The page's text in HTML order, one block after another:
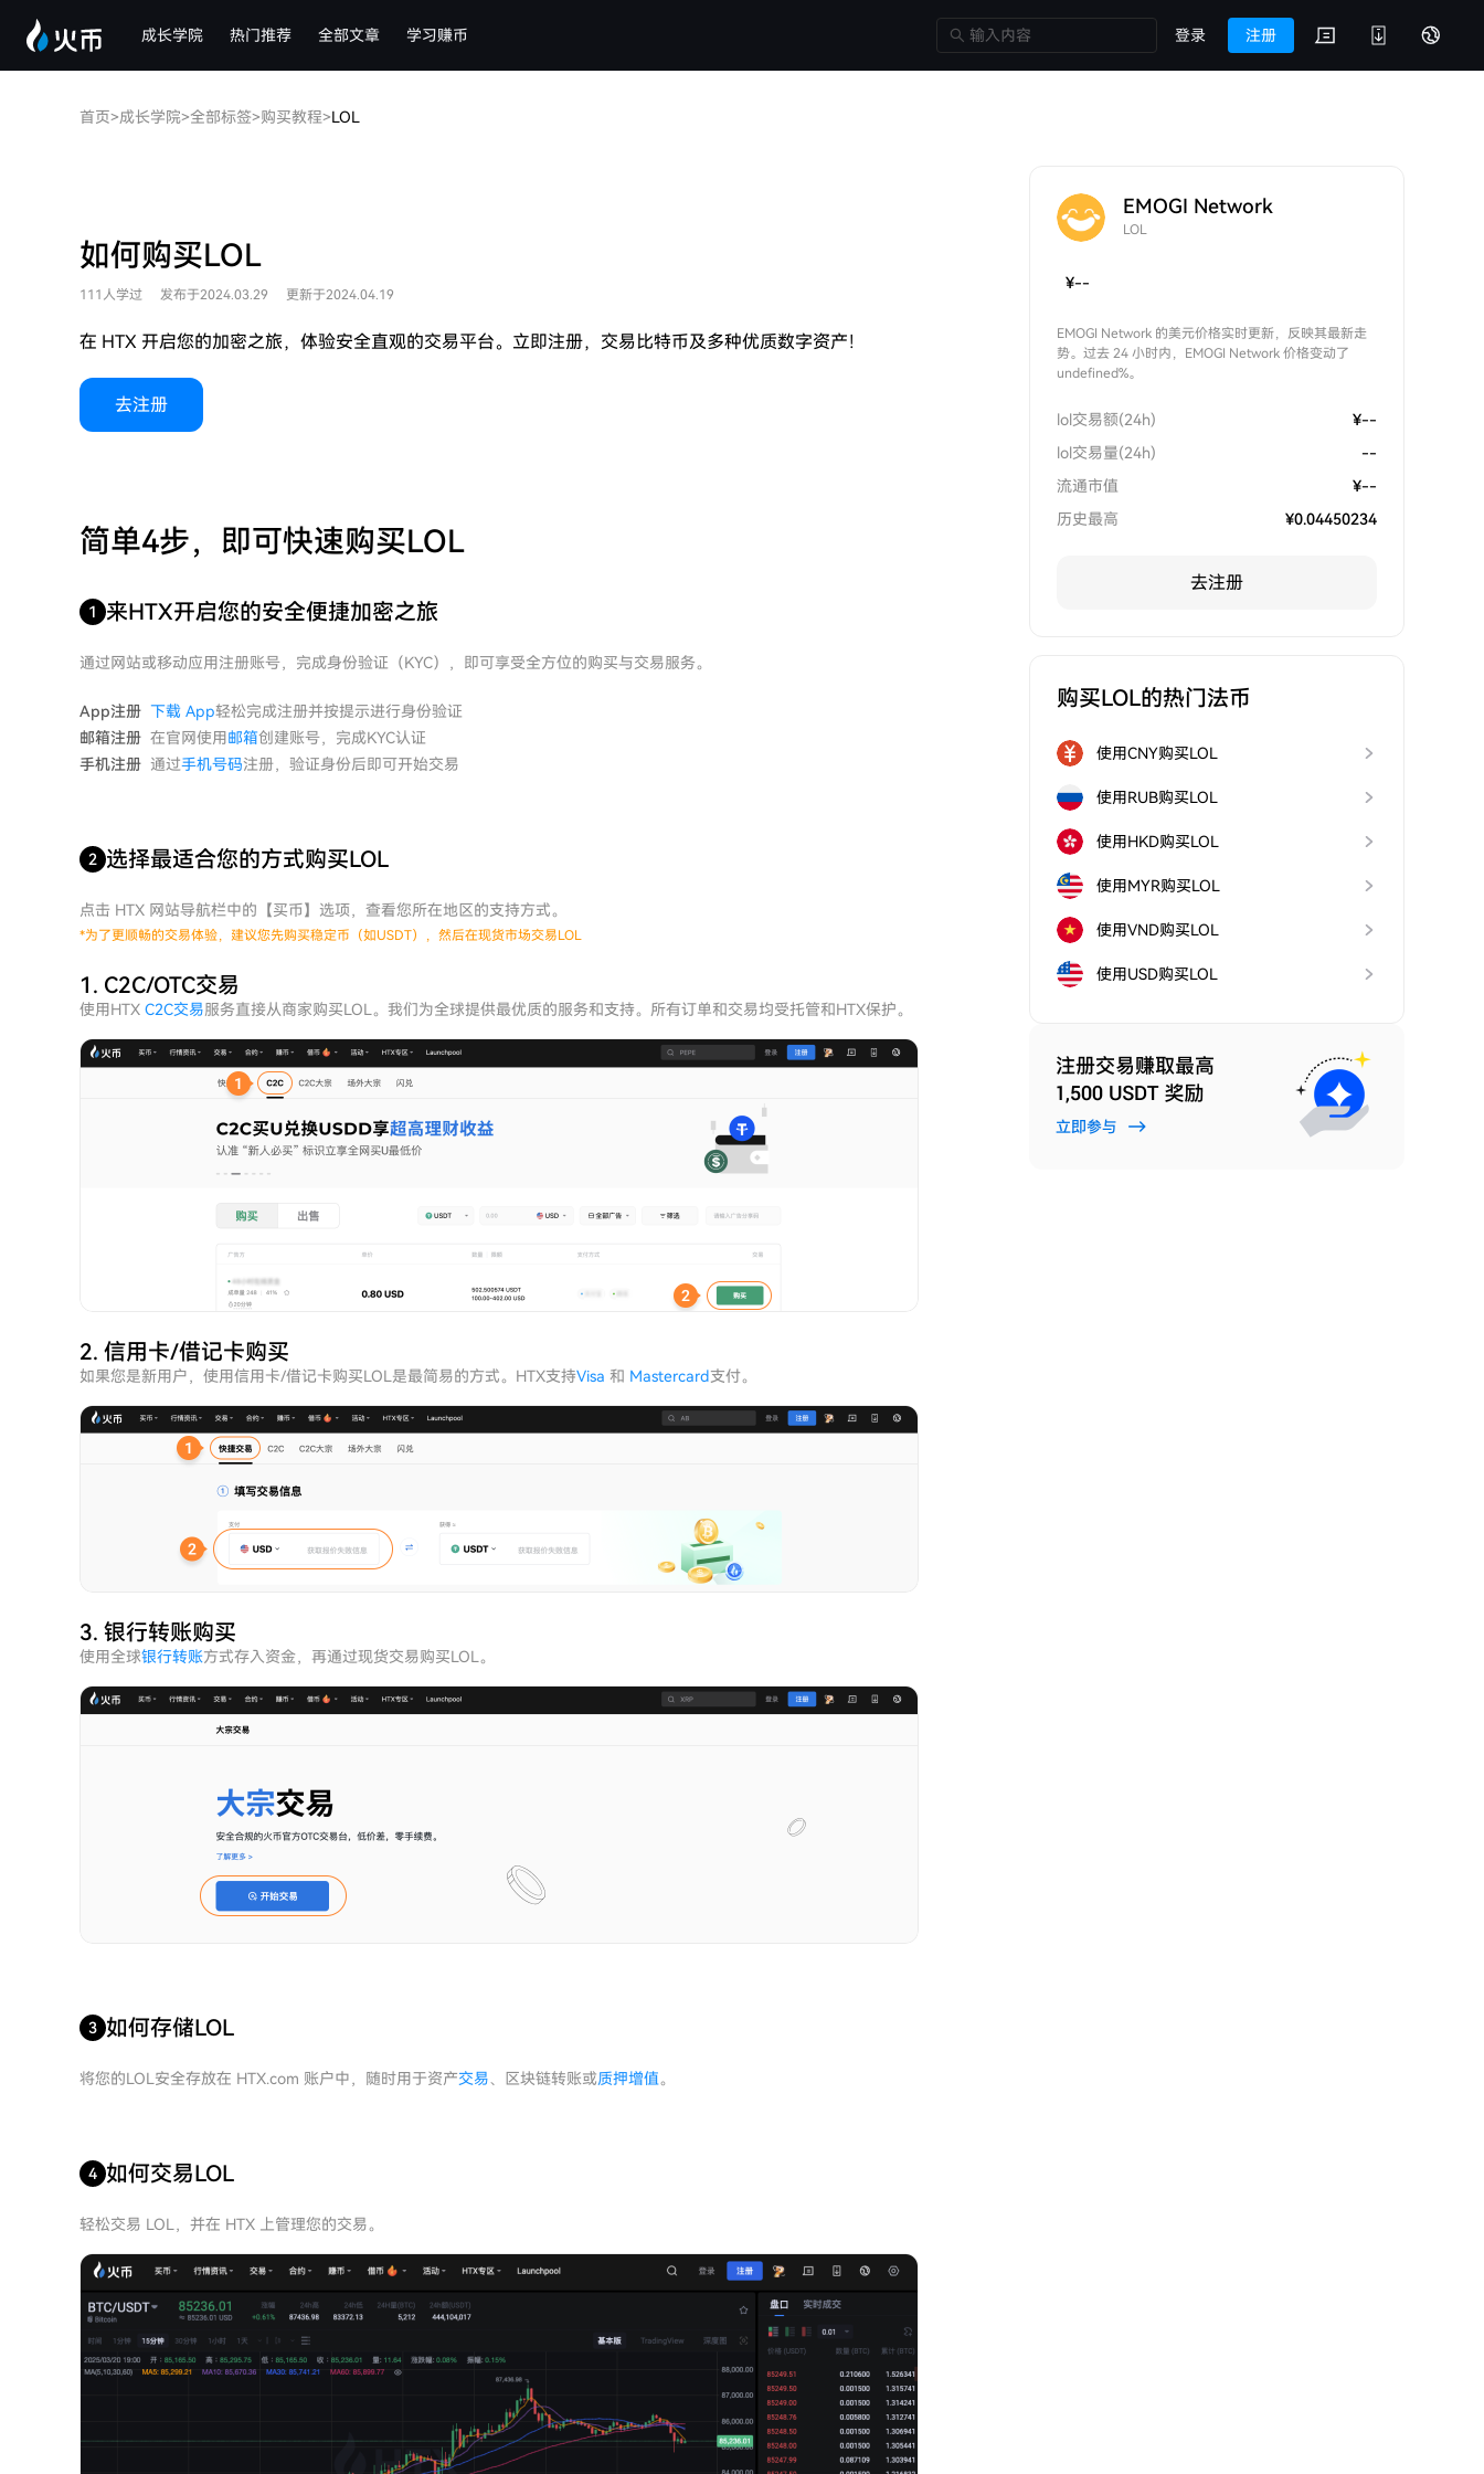
成长学院 热门推荐 全部文章 学习赚币 登录 注册
首页>成长学院>全部标签>购买教程>LOL
如何购买LOL
111人学过 发布于2024.03.29 更新于2024.04.19
在 HTX 开启您的加密之旅，体验安全直观的交易平台。立即注册，交易比特币及多种优质数字资产！
去注册
简单4步，即可快速购买LOL
1 来HTX开启您的安全便捷加密之旅
通过网站或移动应用注册账号，完成身份验证（KYC），即可享受全方位的购买与交易服务。
App注册 下载 App轻松完成注册并按提示进行身份验证
邮箱注册 在官网使用 邮箱创建账号，完成KYC认证
手机注册 通过手机号码注册，验证身份后即可开始交易
2 选择最适合您的方式购买LOL
点击 HTX 网站导航栏中的【买币】选项，查看您所在地区的支持方式。
*为了更顺畅的交易体验，建议您先购买稳定币（如USDT），然后在现货市场交易LOL
1. C2C/OTC交易
使用HTX C2C交易服务直接从商家购买LOL。我们为全球提供最优质的服务和支持。所有订单和交易均受托管和HTX保护。
2. 信用卡/借记卡购买
如果您是新用户，使用信用卡/借记卡购买LOL是最简易的方式。HTX支持Visa 和 Mastercard支付。
3. 银行转账购买
使用全球银行转账方式存入资金，再通过现货交易购买LOL。
3 如何存储LOL
将您的LOL安全存放在 HTX.com 账户中，随时用于资产交易、区块链转账或质押增值。
4 如何交易LOL
轻松交易 LOL，并在 HTX 上管理您的交易。
EMOGI Network
LOL
¥--
EMOGI Network 的美元价格实时更新，反映其最新走
势。过去 24 小时内，EMOGI Network 价格变动了
undefined%。
lol交易额(24h) ¥--
lol交易量(24h)
--
流通市值
¥--
历史最高
¥0.04450234
去注册
购买LOL的热门法币
使用CNY购买LOL
使用RUB购买LOL
使用HKD购买LOL
使用MYR购买LOL
使用VND购买LOL
使用USD购买LOL